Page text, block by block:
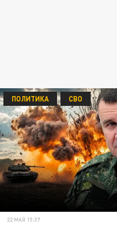
ПОЛИТИКА СВО
22 МАЯ 15:37